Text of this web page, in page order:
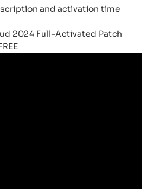
and activation time
2024 Full-Activated Patch